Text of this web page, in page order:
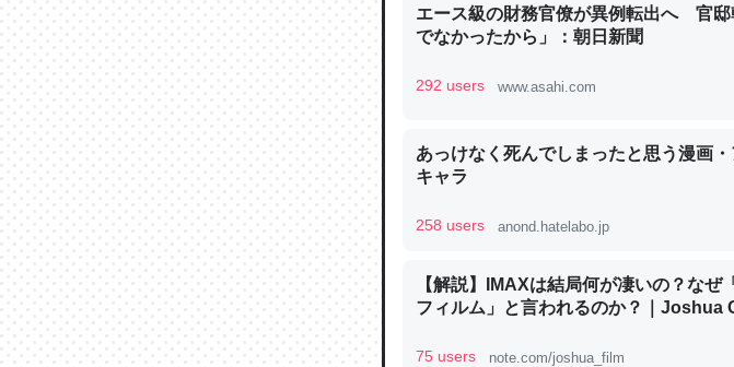
の600分の1程度。
─ニュース :: 【研究発表】昆虫学の大問題＝「昆
論文では「淡水はカルシウムも酸素も不足
は」とあって面白い。海にいる鋏角類（カ
エース級の財務官僚が異例転出へ 官邸
でなかったから」：朝日新聞
292 users www.asahi.com
あっけなく死んでしまったと思う漫画
キャラ
258 users anond.hatelabo.jp
【解説】IMAXは結局何が凄いの？なぜ
フィルム」と言われるのか？｜Joshua
75 users note.com/joshua_film